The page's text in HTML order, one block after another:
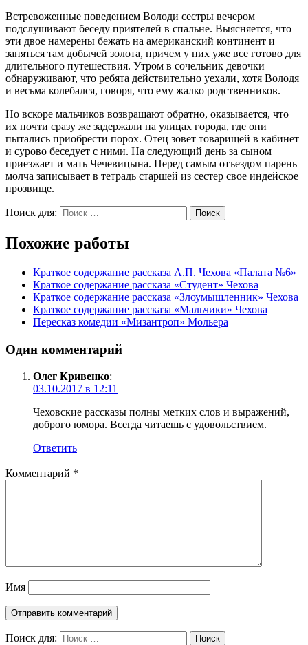
Встревоженные поведением Володи сестры вечером
подслушивают беседу приятелей в спальне. Выясняется, что
эти двое намерены бежать на американский континент и
заняться там добычей золота, причем у них уже все готово для
длительного путешествия. Утром в сочельник девочки
обнаруживают, что ребята действительно уехали, хотя Володя
и весьма колебался, говоря, что ему жалко родственников.
Но вскоре мальчиков возвращают обратно, оказывается, что
их почти сразу же задержали на улицах города, где они
пытались приобрести порох. Отец зовет товарищей в кабинет
и сурово беседует с ними. На следующий день за сыном
приезжает и мать Чечевицына. Перед самым отъездом парень
молча записывает в тетрадь старшей из сестер свое индейское
прозвище.
Поиск для: Поиск
Похожие работы
Краткое содержание рассказа А.П. Чехова «Палата №6»
Краткое содержание рассказа «Студент» Чехова
Краткое содержание рассказа «Злоумышленник» Чехова
Краткое содержание рассказа «Мальчики» Чехова
Пересказ комедии «Мизантроп» Мольера
Один комментарий
Олег Кривенко:
03.10.2017 в 12:11
Чеховские рассказы полны метких слов и выражений,
доброго юмора. Всегда читаешь с удовольствием.
Ответить
Комментарий *
Имя
Поиск для: Поиск